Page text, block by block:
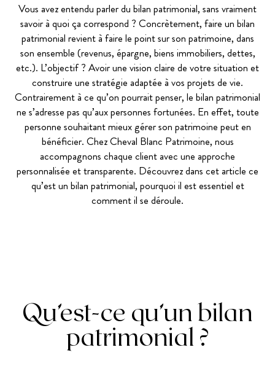
Vous avez entendu parler du bilan patrimonial, sans vraiment
savoir à quoi ça correspond ? Concrètement, faire un bilan
patrimonial revient à faire le point sur son patrimoine, dans
son ensemble (revenus, épargne, biens immobiliers, dettes,
etc.). L’objectif ? Avoir une vision claire de votre situation et
construire une stratégie adaptée à vos projets de vie.
Contrairement à ce qu’on pourrait penser, le bilan patrimonial
ne s’adresse pas qu’aux personnes fortunées. En effet, toute
personne souhaitant mieux gérer son patrimoine peut en
bénéficier. Chez Cheval Blanc Patrimoine, nous
accompagnons chaque client avec une approche
personnalisée et transparente. Découvrez dans cet article ce
qu’est un bilan patrimonial, pourquoi il est essentiel et
comment il se déroule.
Qu’est-ce qu’un bilan
patrimonial ?